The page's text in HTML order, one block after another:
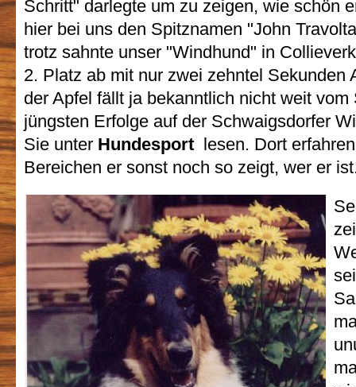
Schritt" darlegte um zu zeigen, wie schön
hier bei uns den Spitznamen "John
trotz sahnte unser "Windhund" in
2. Platz ab mit nur zwei zehntel Sekunden
der Apfel fällt ja bekanntlich nicht weit
jüngsten Erfolge auf der Schwaigsdorfer
Sie unter Hundesport lesen. Dort
Bereichen er sonst noch so zeigt, wer er